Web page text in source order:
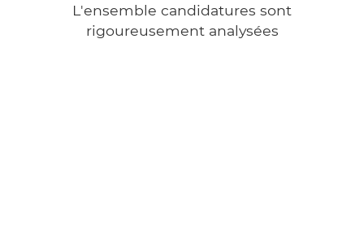
L'ensemble candidatures sont
rigoureusement analysées